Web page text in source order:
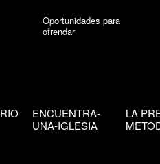
Oportunidades para
ofrendar
ENCUENTRA-
UNA-IGLESIA
LA